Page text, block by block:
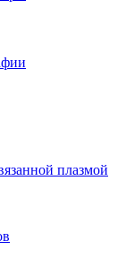
плазмой